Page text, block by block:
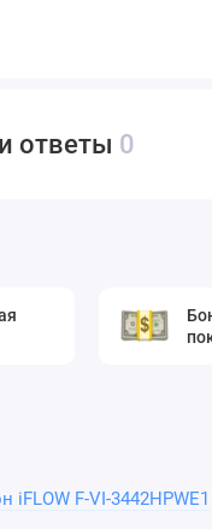
ответы 0
F-VI-3442HPWE1